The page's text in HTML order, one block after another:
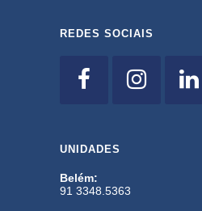
REDES SOCIAIS
UNIDADES
Belém:
91 3348.5363